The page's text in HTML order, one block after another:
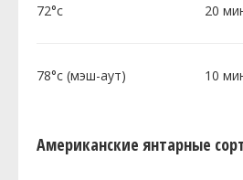
72°c 20
78°c (мэш-аут) 10
Американские янтарные